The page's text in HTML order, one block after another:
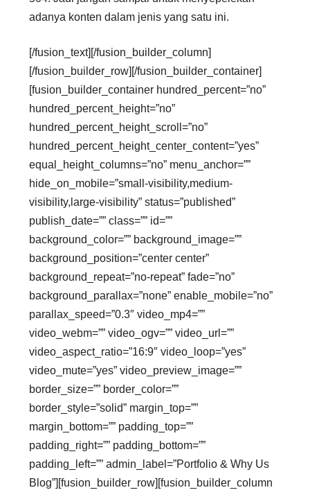
adanya konten dalam jenis yang satu ini.
[/fusion_text][/fusion_builder_column]
[/fusion_builder_row][/fusion_builder_container]
[fusion_builder_container hundred_percent=”no”
hundred_percent_height=”no”
hundred_percent_height_scroll=”no”
hundred_percent_height_center_content=”yes”
equal_height_columns=”no” menu_anchor=””
hide_on_mobile=”small-visibility,medium-
visibility,large-visibility” status=”published”
publish_date=”” class=”” id=””
background_color=”” background_image=””
background_position=”center center”
background_repeat=”no-repeat” fade=”no”
background_parallax=”none” enable_mobile=”no”
parallax_speed=”0.3″ video_mp4=””
video_webm=”” video_ogv=”” video_url=””
video_aspect_ratio=”16:9″ video_loop=”yes”
video_mute=”yes” video_preview_image=””
border_size=”” border_color=””
border_style=”solid” margin_top=””
margin_bottom=”” padding_top=””
padding_right=”” padding_bottom=””
padding_left=”” admin_label=”Portfolio & Why Us
Blog”][fusion_builder_row][fusion_builder_column